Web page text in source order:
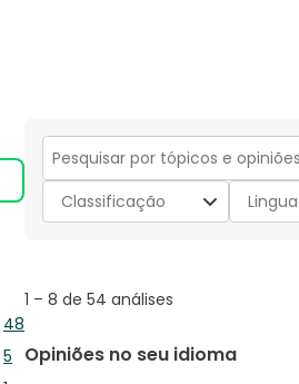
48
48
análises
5
Secção
para
pesquisar
Classificação
1
to
de
1 – 8 de 54 análises
Opiniões no seu idioma